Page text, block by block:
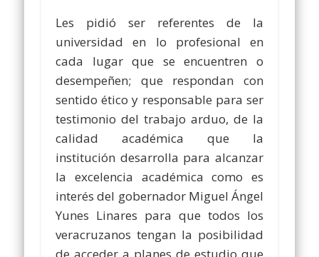
Les pidió ser referentes de la
universidad en lo profesional en
cada lugar que se encuentren o
desempeñen; que respondan con
sentido ético y responsable para ser
testimonio del trabajo arduo, de la
calidad académica que la
institución desarrolla para alcanzar
la excelencia académica como es
interés del gobernador Miguel Ángel
Yunes Linares para que todos los
veracruzanos tengan la posibilidad